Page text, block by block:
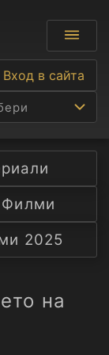
Вход в сайта
Филми
2025
на